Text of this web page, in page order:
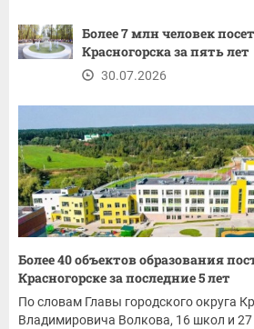
Более 7 млн человек
Красногорска за пять лет
30.07.2026
Более 40 объектов образования
Красногорске за последние 5 лет
По словам Главы городского округа
Владимировича Волкова, 16 школ и 27